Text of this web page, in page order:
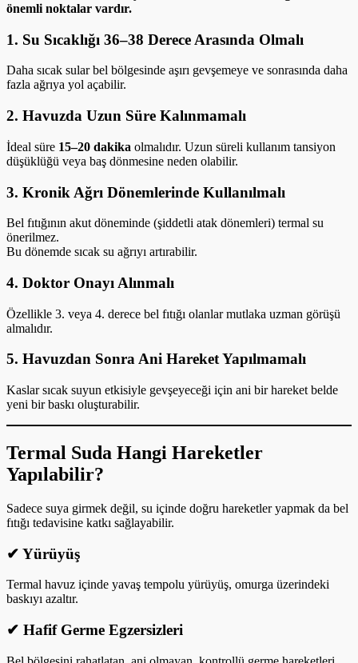
önemli noktalar vardır.
1. Su Sıcaklığı 36–38 Derece Arasında Olmalı
Daha sıcak sular bel bölgesinde aşırı gevşemeye ve sonrasında daha
fazla ağrıya yol açabilir.
2. Havuzda Uzun Süre Kalınmamalı
İdeal süre 15–20 dakika olmalıdır. Uzun süreli kullanım tansiyon
düşüklüğü veya baş dönmesine neden olabilir.
3. Kronik Ağrı Dönemlerinde Kullanılmalı
Bel fıtığının akut döneminde (şiddetli atak dönemleri) termal su
önerilmez.
Bu dönemde sıcak su ağrıyı artırabilir.
4. Doktor Onayı Alınmalı
Özellikle 3. veya 4. derece bel fıtığı olanlar mutlaka uzman görüşü
almalıdır.
5. Havuzdan Sonra Ani Hareket Yapılmamalı
Kaslar sıcak suyun etkisiyle gevşeyeceği için ani bir hareket belde
yeni bir baskı oluşturabilir.
Termal Suda Hangi Hareketler
Yapılabilir?
Sadece suya girmek değil, su içinde doğru hareketler yapmak da bel
fıtığı tedavisine katkı sağlayabilir.
✔ Yürüyüş
Termal havuz içinde yavaş tempolu yürüyüş, omurga üzerindeki
baskıyı azaltır.
✔ Hafif Germe Egzersizleri